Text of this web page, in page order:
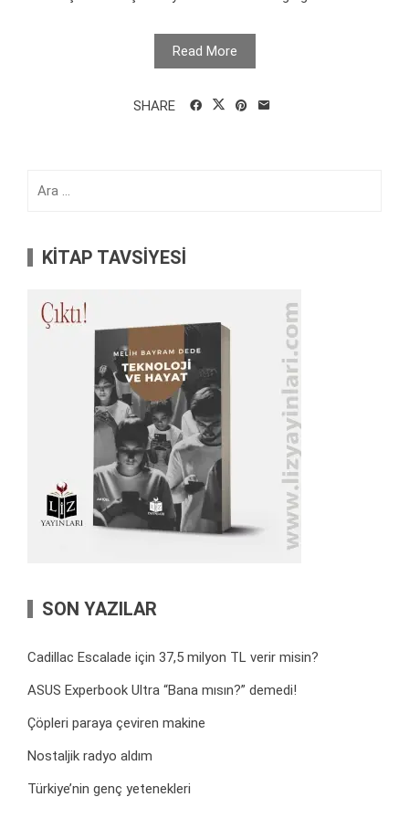
Read More
SHARE
KİTAP TAVSİYESİ
SON YAZILAR
Cadillac Escalade için 37,5 milyon TL verir misin?
ASUS Experbook Ultra “Bana mısın?” demedi!
Çöpleri paraya çeviren makine
Nostaljik radyo aldım
Türkiye’nin genç yetenekleri